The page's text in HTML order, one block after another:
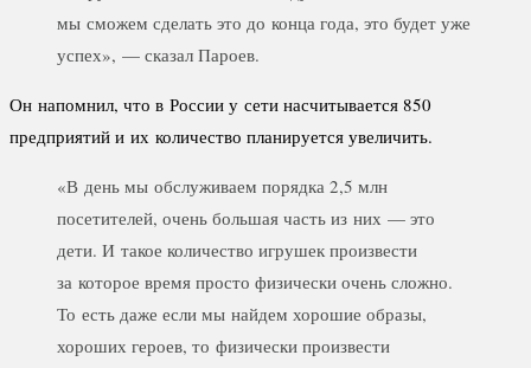
мы сможем сделать это до конца года, это будет уже
успех», — сказал Пароев.
Он напомнил, что в России у сети насчитывается 850
предприятий и их количество планируется увеличить.
«В день мы обслуживаем порядка 2,5 млн
посетителей, очень большая часть из них — это
дети. И такое количество игрушек произвести
за которое время просто физически очень сложно.
То есть даже если мы найдем хорошие образы,
хороших героев, то физически произвести